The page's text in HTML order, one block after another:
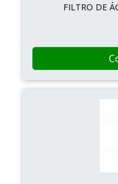
FILTRO DE